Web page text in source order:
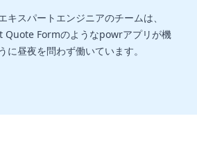
キスパートエンジニアのチームは、
Quote Formのようなpowrアプリが機
に昼夜を問わず働いています。